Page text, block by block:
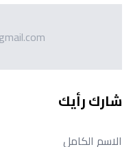
شارك رأيك